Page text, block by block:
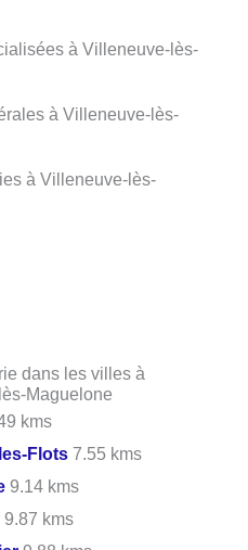
à Villeneuve-lès-
à Villeneuve-lès-
à Villeneuve-lès-
dans les villes à
Maguelone
kms
Flots 7.55 kms
9.14 kms
9.87 kms